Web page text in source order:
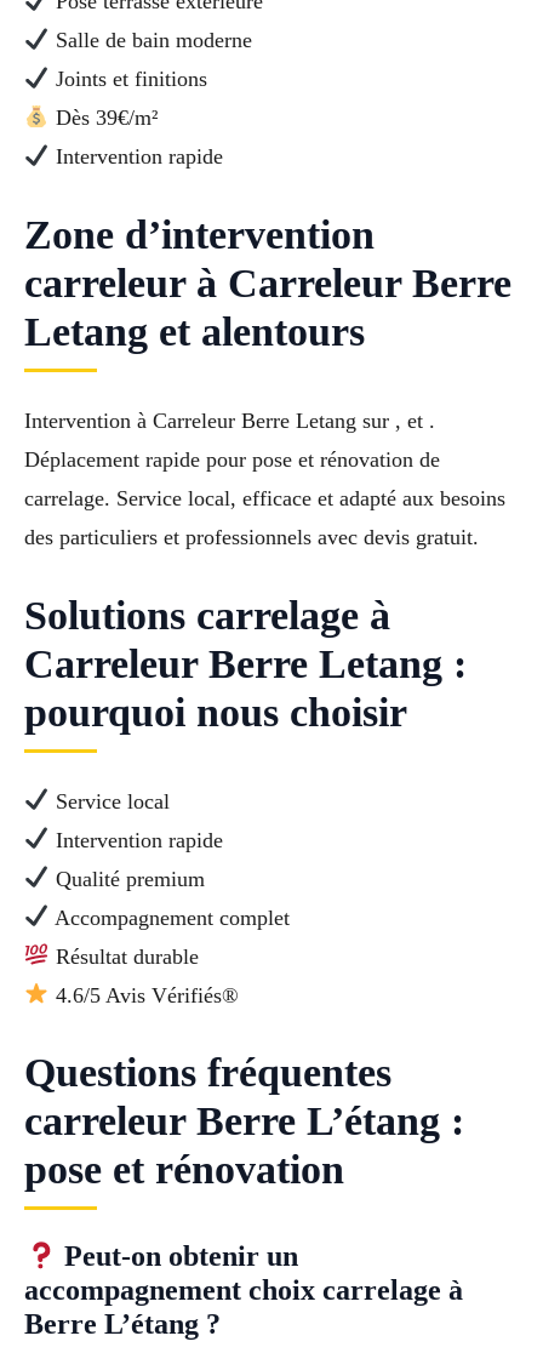
Salle de bain moderne
Joints et finitions
Dès 39€/m²
Intervention rapide
Zone d’intervention
carreleur à Carreleur Berre
Letang et alentours
Intervention à Carreleur Berre Letang sur , et .
Déplacement rapide pour pose et rénovation de
carrelage. Service local, efficace et adapté aux besoins
des particuliers et professionnels avec devis gratuit.
Solutions carrelage à
Carreleur Berre Letang :
pourquoi nous choisir
Service local
Intervention rapide
Qualité premium
Accompagnement complet
Résultat durable
4.6/5 Avis Vérifiés®
Questions fréquentes
carreleur Berre L’étang :
pose et rénovation
Peut-on obtenir un
accompagnement choix carrelage à
Berre L’étang ?